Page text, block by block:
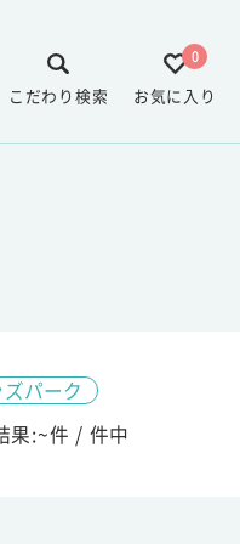
0
お気に入り
こだわり検索
パーク
果:~件 / 件中